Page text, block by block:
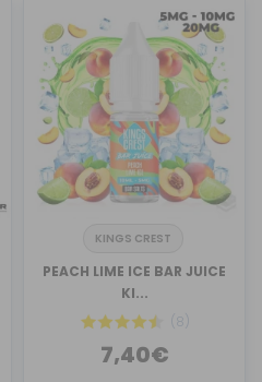
KINGS CREST
PEACH LIME ICE BAR JUICE
KI...
(8)
7,40€